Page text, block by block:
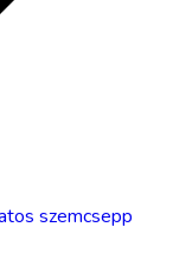
szemcsepp